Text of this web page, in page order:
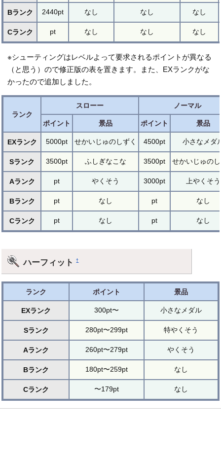
Bランク 2440pt なし なし なし
Cランク pt なし なし なし
※シューティングはレベルよって要求されるポイントが異なる
（と思う）ので修正版の表を置きます。また、EXランクがな
かったので追加しました。
ランク
スローー ノーマル
ポイント 景品 ポイント 景品
EXランク 5000pt せかいじゅのしずく 4500pt 小さなメダ
Sランク 3500pt ふしぎなこな 3500pt せかいじゅの
Aランク pt やくそう 3000pt 上やくそう
Bランク pt なし pt なし
Cランク pt なし pt なし
ハーフィット†
ランク ポイント 景品
EXランク 300pt〜 小さなメダル
Sランク 280pt〜299pt 特やくそう
Aランク 260pt〜279pt やくそう
Bランク 180pt〜259pt なし
Cランク 〜179pt なし